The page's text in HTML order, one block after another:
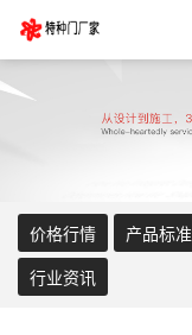
价格行情 产品标准
行业资讯